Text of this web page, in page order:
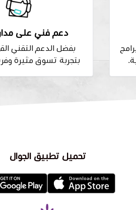
دعم فني على
بفضل الدعم التقني
بتجربة تسوق مثيرة
تحميل تطبيق الجوال